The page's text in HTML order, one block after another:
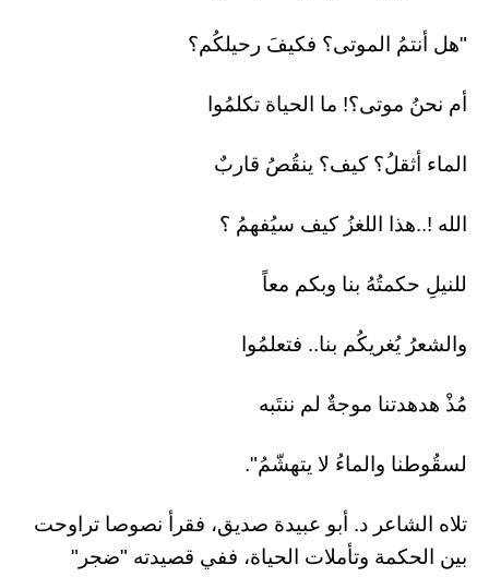
"هل أنتمُ الموتى؟ فكيفَ رحيلكُم؟
أم نحنُ موتى؟! ما الحياة تكلمُوا
الماء أثقلُ؟ كيف؟ ينقُصُ قاربٌ
الله !..هذا اللغزُ كيف سيُفهمُ ؟
للنيلِ حكمتُهُ بنا وبكم معاً
والشعرُ يُغريكُم بنا.. فتعلمُوا
مُذْ هدهدتنا موجةٌ لم ننتَبه
لسقُوطنا والماءُ لا يتهشّمُ".
تلاه الشاعر د. أبو عبيدة صديق، فقرأ نصوصا تراوحت
بين الحكمة وتأملات الحياة، ففي قصيدته "ضجر"